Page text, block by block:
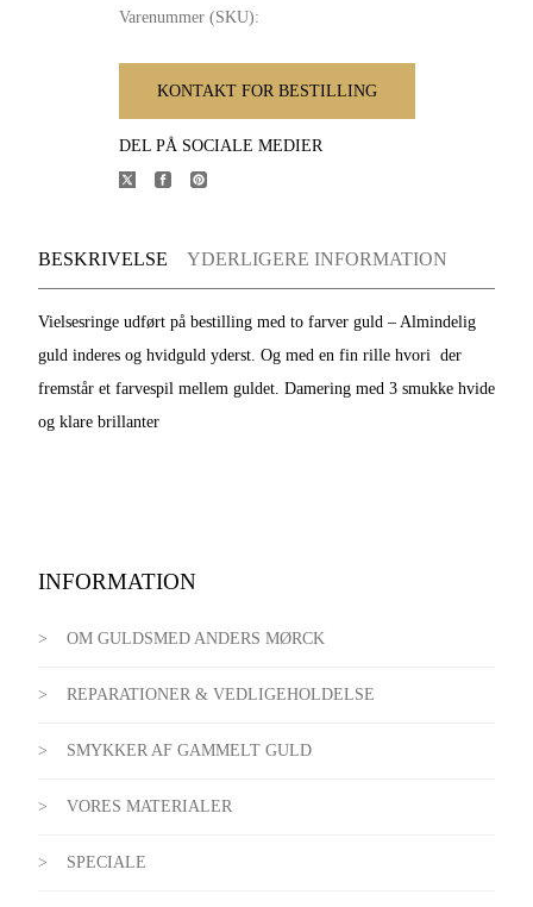
Varenummer (SKU):
KONTAKT FOR BESTILLING
DEL PÅ SOCIALE MEDIER
BESKRIVELSE YDERLIGERE INFORMATION
Vielsesringe udført på bestilling med to farver guld – Almindelig
guld inderes og hvidguld yderst. Og med en fin rille hvori der
fremstår et farvespil mellem guldet. Damering med 3 smukke hvide
og klare brillanter
INFORMATION
OM GULDSMED ANDERS MØRCK
REPARATIONER & VEDLIGEHOLDELSE
SMYKKER AF GAMMELT GULD
VORES MATERIALER
SPECIALE